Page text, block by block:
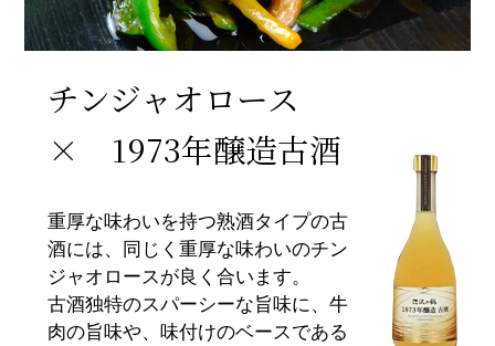
チンジャオロース
× 1973年醸造古酒
重厚な味わいを持つ熟酒タイプの古
酒には、同じく重厚な味わいのチン
ジャオロースが良く合います。
古酒独特のスパーシーな旨味に、牛
肉の旨味や、味付けのベースである